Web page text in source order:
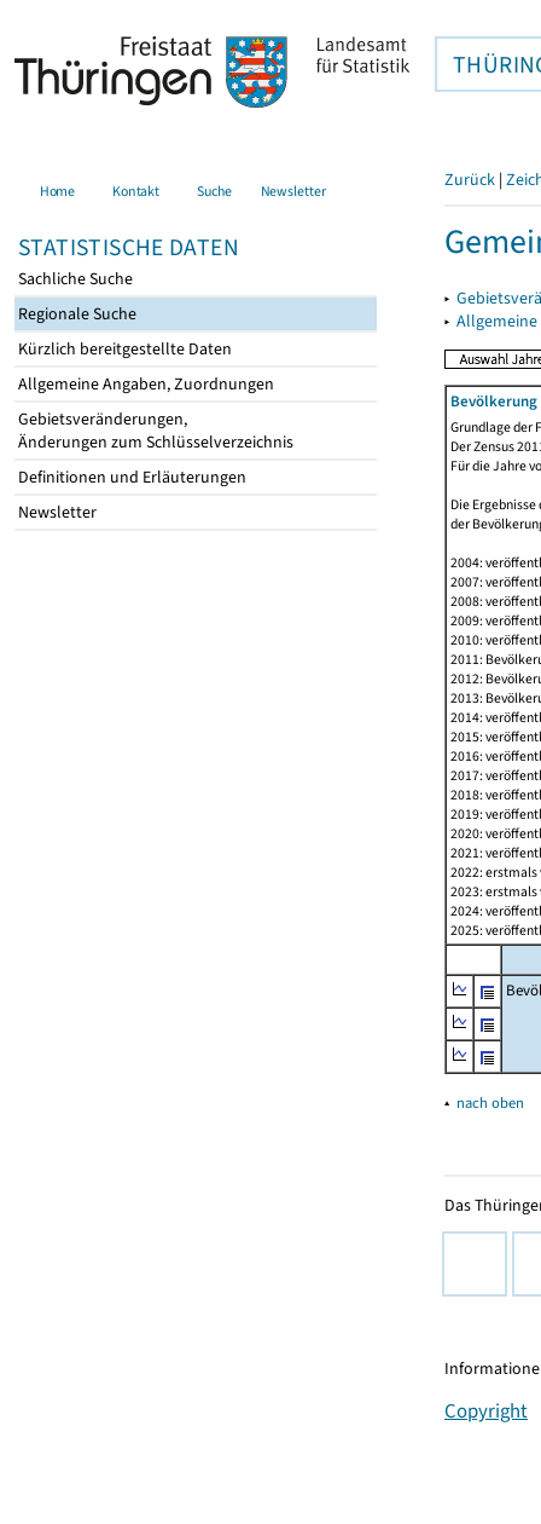
Home Kontakt Suche Newsletter
STATISTISCHE DATEN
Sachliche Suche
Regionale Suche
Kürzlich bereitgestellte Daten
Allgemeine Angaben, Zuordnungen
Gebietsveränderungen,
Änderungen zum Schlüsselverzeichnis
Definitionen und Erläuterungen
Newsletter
Zurück |
▸
▸
Grundlage der
Der Zensus
Für die Jahre
Die
der
2004:
2007:
2008:
2009:
2010:
2011:
2012:
2013:
2014:
2015:
2016:
2017:
2018:
2019:
2020:
2021:
2022:
2023:
2024:
2025:
▴ nach oben
Das
Copyright